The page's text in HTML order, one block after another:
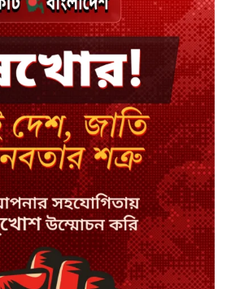
ঢাকায় হালকা বৃষ্টির সম্ভাবনা, বাড়তে
পারে তাপমাত্রা
মন্ত্রী-এমপিদের উপস্থিতিতে ইউএনওর
আইফোন চুরি
সিরাজগঞ্জে বাস ট্রাক দুর্ঘটনা, চালকসহ
নিহত ২
স্পিকারের নামে জাল ডিও, প্রতারণার
অভিযোগে এসিল্যান্ডের বিরুদ্ধে মামলা